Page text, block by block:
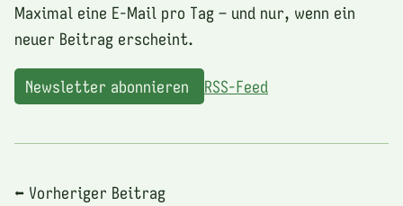
Maximal eine E-Mail pro Tag – und nur, wenn ein
neuer Beitrag erscheint.
Newsletter abonnieren RSS-Feed
⬅ Vorheriger Beitrag